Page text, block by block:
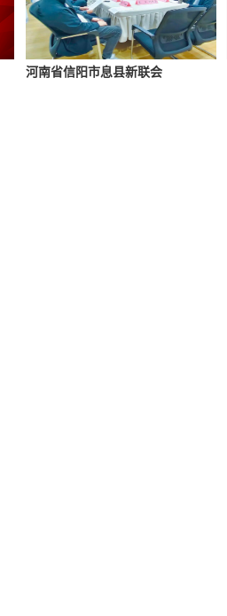
河南省信阳市息县新联会